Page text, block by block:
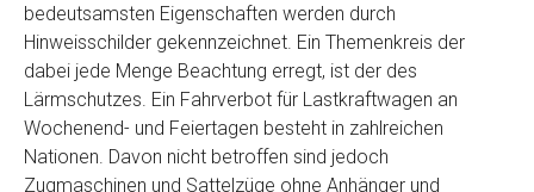
bedeutsamsten Eigenschaften werden durch
Hinweisschilder gekennzeichnet. Ein Themenkreis der
dabei jede Menge Beachtung erregt, ist der des
Lärmschutzes. Ein Fahrverbot für Lastkraftwagen an
Wochenend- und Feiertagen besteht in zahlreichen
Nationen. Davon nicht betroffen sind jedoch
Zugmaschinen und Sattelzüge ohne Anhänger und